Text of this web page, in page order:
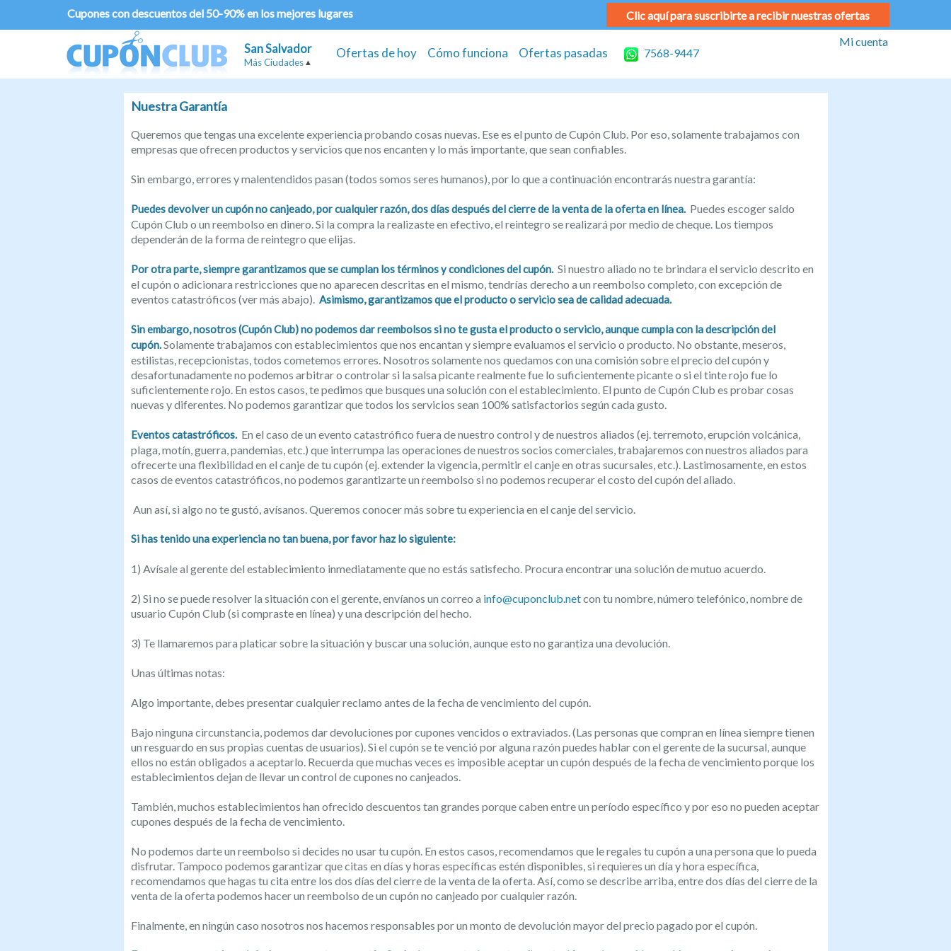
Cupones con descuentos del 50-90% en los mejores lugares Clic aquí para suscribirte a recibir nuestras ofertas
San Salvador
Más Ciudades
Ofertas de hoy Cómo funciona Ofertas pasadas 7568-9447
Mi cuenta
Nuestra Garantía
Queremos que tengas una excelente experiencia probando cosas nuevas. Ese es el punto de Cupón Club. Por eso, solamente trabajamos con
empresas que ofrecen productos y servicios que nos encanten y lo más importante, que sean confiables.
Sin embargo, errores y malentendidos pasan (todos somos seres humanos), por lo que a continuación encontrarás nuestra garantía:
Puedes devolver un cupón no canjeado, por cualquier razón, dos días después del cierre de la venta de la oferta en línea. Puedes escoger saldo
Cupón Club o un reembolso en dinero. Si la compra la realizaste en efectivo, el reintegro se realizará por medio de cheque. Los tiempos
dependerán de la forma de reintegro que elijas.
Por otra parte, siempre garantizamos que se cumplan los términos y condiciones del cupón.Si nuestro aliado no te brindara el servicio descrito en
el cupón o adicionara restricciones que no aparecen descritas en el mismo, tendrías derecho a un reembolso completo, con excepción de
eventos catastróficos (ver más abajo). Asimismo, garantizamos que el producto o servicio sea de calidad adecuada.
Sin embargo, nosotros (Cupón Club) no podemos dar reembolsos si no te gusta el producto o servicio, aunque cumpla con la descripción del
cupón.Solamente trabajamos con establecimientos que nos encantan y siempre evaluamos el servicio o producto. No obstante, meseros,
estilistas, recepcionistas, todos cometemos errores. Nosotros solamente nos quedamos con una comisión sobre el precio del cupón y
desafortunadamente no podemos arbitrar o controlar si la salsa picante realmente fue lo suficientemente picante o si el tinte rojo fue lo
suficientemente rojo. En estos casos, te pedimos que busques una solución con el establecimiento. El punto de Cupón Club es probar cosas
nuevas y diferentes. No podemos garantizar que todos los servicios sean 100% satisfactorios según cada gusto.
Eventos catastróficos. En el caso de un evento catastrófico fuera de nuestro control y de nuestros aliados (ej. terremoto, erupción volcánica,
plaga, motín, guerra, pandemias, etc.) que interrumpa las operaciones de nuestros socios comerciales, trabajaremos con nuestros aliados para
ofrecerte una flexibilidad en el canje de tu cupón (ej. extender la vigencia, permitir el canje en otras sucursales, etc.). Lastimosamente, en estos
casos de eventos catastróficos, no podemos garantizarte un reembolso si no podemos recuperar el costo del cupón del aliado.
Aun así, si algo no te gustó, avísanos. Queremos conocer más sobre tu experiencia en el canje del servicio.
Si has tenido una experiencia no tan buena, por favor haz lo siguiente:
1) Avísale al gerente del establecimiento inmediatamente que no estás satisfecho. Procura encontrar una solución de mutuo acuerdo.
2) Si no se puede resolver la situación con el gerente, envíanos un correo a info@cuponclub.netcon tu nombre, número telefónico, nombre de
usuario Cupón Club (si compraste en línea) y una descripción del hecho.
3) Te llamaremos para platicar sobre la situación y buscar una solución, aunque esto no garantiza una devolución.
Unas últimas notas:
Algo importante, debes presentar cualquier reclamo antes de la fecha de vencimiento del cupón.
Bajo ninguna circunstancia, podemos dar devoluciones por cupones vencidos o extraviados. (Las personas que compran en línea siempre tienen
un resguardo en sus propias cuentas de usuarios). Si el cupón se te venció por alguna razón puedes hablar con el gerente de la sucursal, aunque
ellos no están obligados a aceptarlo. Recuerda que muchas veces es imposible aceptar un cupón después de la fecha de vencimiento porque los
establecimientos dejan de llevar un control de cupones no canjeados.
También, muchos establecimientos han ofrecido descuentos tan grandes porque caben entre un período específico y por eso no pueden aceptar
cupones después de la fecha de vencimiento.
No podemos darte un reembolso si decides no usar tu cupón. En estos casos, recomendamos que le regales tu cupón a una persona que lo pueda
disfrutar. Tampoco podemos garantizar que citas en días y horas específicas estén disponibles, si requieres un día y hora específica,
recomendamos que hagas tu cita entre los dos días del cierre de la venta de la oferta. Así, como se describe arriba, entre dos días del cierre de la
venta de la oferta podemos hacer un reembolso de un cupón no canjeado por cualquier razón.
Finalmente, en ningún caso nosotros nos hacemos responsables por un monto de devolución mayor del precio pagado por el cupón.